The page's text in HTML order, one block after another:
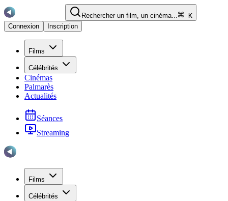
Rechercher un film, un cinéma...
K
Connexion
Inscription
Films
Célébrités
Cinémas
Palmarès
Actualités
Séances
Streaming
Films
Célébrités